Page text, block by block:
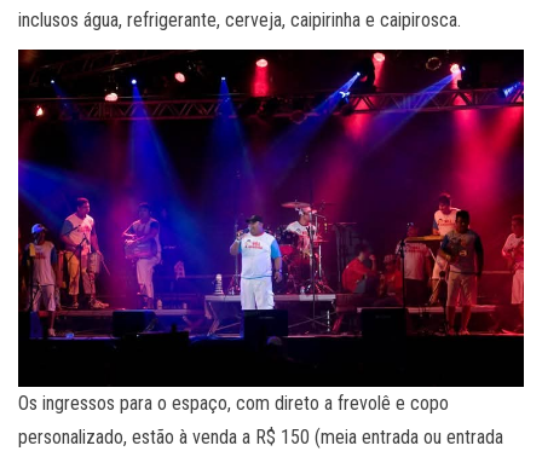
inclusos água, refrigerante, cerveja, caipirinha e caipirosca.
Os ingressos para o espaço, com direto a frevolê e copo
personalizado, estão à venda a R$ 150 (meia entrada ou entrada